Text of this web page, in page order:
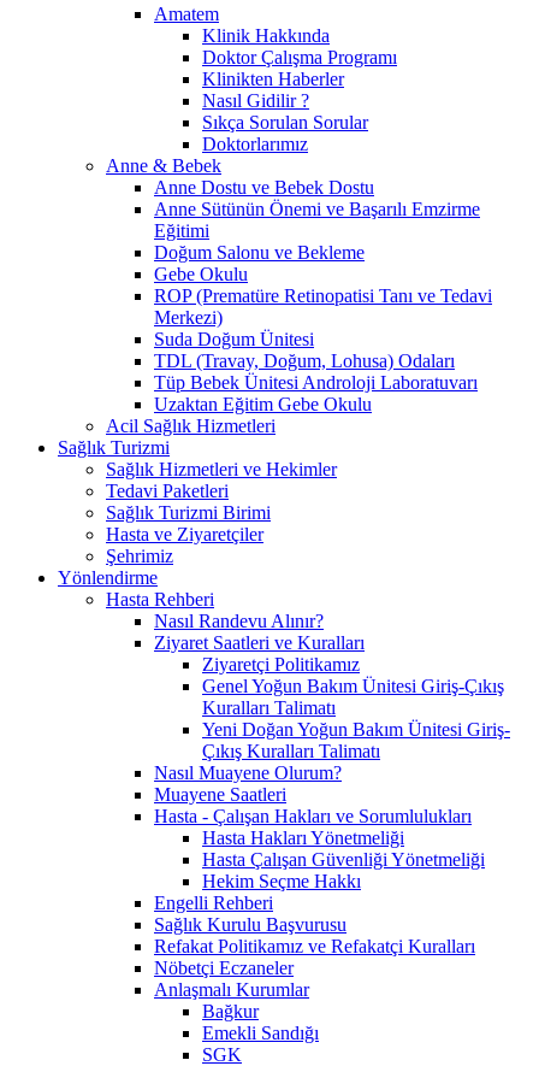
Amatem
Klinik Hakkında
Doktor Çalışma Programı
Klinikten Haberler
Nasıl Gidilir ?
Sıkça Sorulan Sorular
Doktorlarımız
Anne & Bebek
Anne Dostu ve Bebek Dostu
Anne Sütünün Önemi ve Başarılı Emzirme
Eğitimi
Doğum Salonu ve Bekleme
Gebe Okulu
ROP (Prematüre Retinopatisi Tanı ve Tedavi
Merkezi)
Suda Doğum Ünitesi
TDL (Travay, Doğum, Lohusa) Odaları
Tüp Bebek Ünitesi Androloji Laboratuvarı
Uzaktan Eğitim Gebe Okulu
Acil Sağlık Hizmetleri
Sağlık Turizmi
Sağlık Hizmetleri ve Hekimler
Tedavi Paketleri
Sağlık Turizmi Birimi
Hasta ve Ziyaretçiler
Şehrimiz
Yönlendirme
Hasta Rehberi
Nasıl Randevu Alınır?
Ziyaret Saatleri ve Kuralları
Ziyaretçi Politikamız
Genel Yoğun Bakım Ünitesi Giriş-Çıkış
Kuralları Talimatı
Yeni Doğan Yoğun Bakım Ünitesi Giriş-
Çıkış Kuralları Talimatı
Nasıl Muayene Olurum?
Muayene Saatleri
Hasta - Çalışan Hakları ve Sorumlulukları
Hasta Hakları Yönetmeliği
Hasta Çalışan Güvenliği Yönetmeliği
Hekim Seçme Hakkı
Engelli Rehberi
Sağlık Kurulu Başvurusu
Refakat Politikamız ve Refakatçi Kuralları
Nöbetçi Eczaneler
Anlaşmalı Kurumlar
Bağkur
Emekli Sandığı
SGK